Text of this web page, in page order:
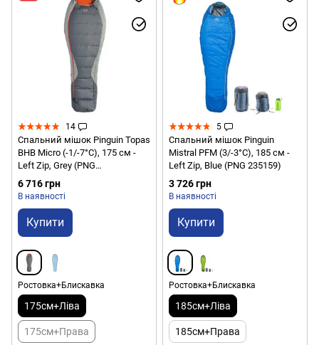
14
Спальний мішок Pinguin Topas
BHB Micro (-1/-7°C), 175 см -
Left Zip, Grey (PNG
206.175.Grey-L)
6 716 грн
В наявності
Купити
Ростовка+Блискавка
175см+Ліва
175см+Права
5
Спальний мішок Pinguin
Mistral PFM (3/-3°C), 185 см -
Left Zip, Blue (PNG 235159)
3 726 грн
В наявності
Купити
Ростовка+Блискавка
185см+Ліва
185см+Права